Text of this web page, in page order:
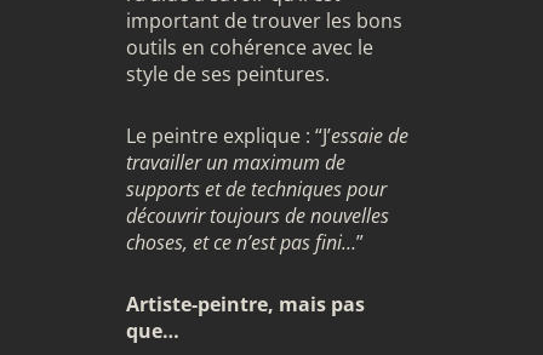
important de trouver les bons
outils en cohérence avec le
style de ses peintures.
Le peintre explique : “J’essaie de
travailler un maximum de
supports et de techniques pour
découvrir toujours de nouvelles
choses, et ce n’est pas fini…”
Artiste-peintre, mais pas
que…